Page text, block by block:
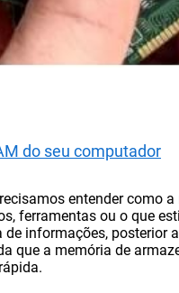
do seu computador
entender como
ferramentas ou o que
informações,
que a memória de